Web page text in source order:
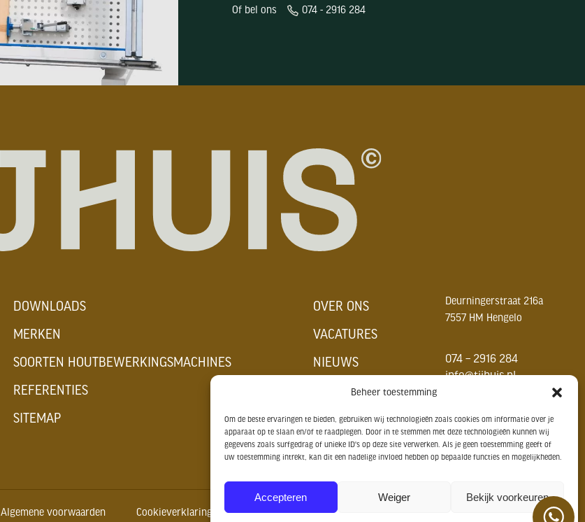
Beheer toestemming
Om de beste ervaringen te bieden, gebruiken wij technologieën zoals cookies om informatie over je
apparaat op te slaan en/of te raadplegen. Door in te stemmen met deze technologieën kunnen wij
gegevens zoals surfgedrag of unieke ID's op deze site verwerken. Als je geen toestemming geeft of
uw toestemming intrekt, kan dit een nadelige invloed hebben op bepaalde functies en mogelijkheden.
Accepteren Weiger Bekijk voorkeuren
Of bel ons 074 - 2916 284
DOWNLOADS
MERKEN
SOORTEN HOUTBEWERKINGSMACHINES
REFERENTIES
SITEMAP
OVER ONS
VACATURES
NIEUWS
CONTACT
Deurningerstraat 216a
7557 HM Hengelo
074 – 2916 284
info@tijhuis.nl
Algemene voorwaarden Cookieverklaring © Tijhuis Houtbewerkingsmachines 2026